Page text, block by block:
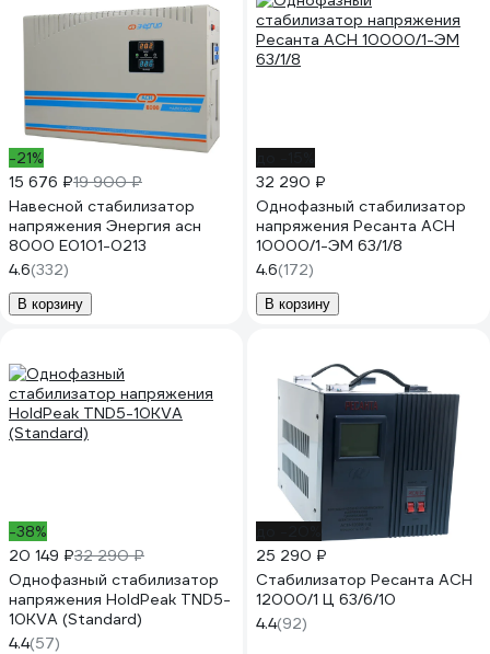
-21%
15 676 ₽19 900 ₽
Навесной стабилизатор
напряжения Энергия асн
8000 Е0101-0213
4.6(332)
В корзину
32 290 ₽
Однофазный стабилизатор
напряжения Ресанта АСН
10000/1-ЭМ 63/1/8
4.6(172)
В корзину
-38%
20 149 ₽32 290 ₽
Однофазный стабилизатор
напряжения HoldPeak TND5-
10KVA (Standard)
4.4(57)
25 290 ₽
Стабилизатор Ресанта АСН
12000/1 Ц 63/6/10
4.4(92)